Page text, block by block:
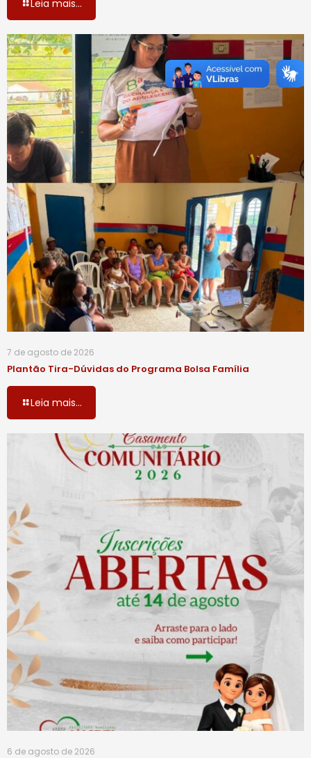
Leia mais...
7 de agosto de 2026
Plantão Tira-Dúvidas do Programa Bolsa Família
Leia mais...
6 de agosto de 2026